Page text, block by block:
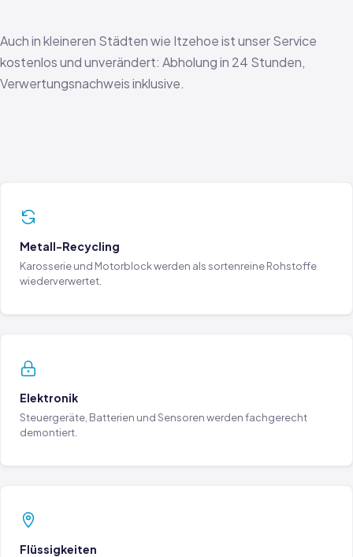
Auch in kleineren Städten wie Itzehoe ist unser Service
kostenlos und unverändert: Abholung in 24 Stunden,
Verwertungsnachweis inklusive.
Metall-Recycling
Karosserie und Motorblock werden als sortenreine Rohstoffe
wiederverwertet.
Elektronik
Steuergeräte, Batterien und Sensoren werden fachgerecht
demontiert.
Flüssigkeiten